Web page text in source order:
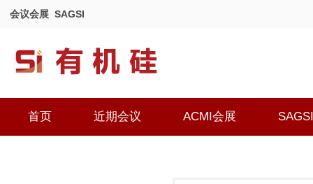
会议会展 SAGSI
首页 近期会议 ACMI会展 SAGSI